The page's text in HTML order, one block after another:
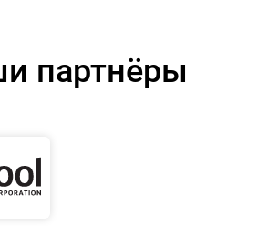
партнёры